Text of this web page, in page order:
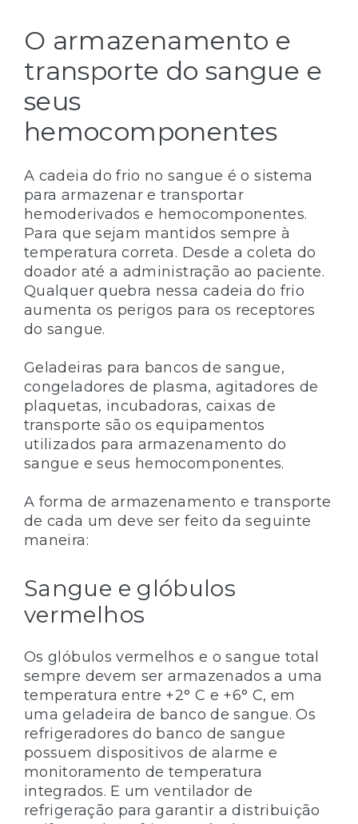
O armazenamento e
transporte do sangue e
seus
hemocomponentes
A cadeia do frio no sangue é o sistema
para armazenar e transportar
hemoderivados e hemocomponentes.
Para que sejam mantidos sempre à
temperatura correta. Desde a coleta do
doador até a administração ao paciente.
Qualquer quebra nessa cadeia do frio
aumenta os perigos para os receptores
do sangue.
Geladeiras para bancos de sangue,
congeladores de plasma, agitadores de
plaquetas, incubadoras, caixas de
transporte são os equipamentos
utilizados para armazenamento do
sangue e seus hemocomponentes.
A forma de armazenamento e transporte
de cada um deve ser feito da seguinte
maneira:
Sangue e glóbulos
vermelhos
Os glóbulos vermelhos e o sangue total
sempre devem ser armazenados a uma
temperatura entre +2° C e +6° C, em
uma geladeira de banco de sangue. Os
refrigeradores do banco de sangue
possuem dispositivos de alarme e
monitoramento de temperatura
integrados. E um ventilador de
refrigeração para garantir a distribuição